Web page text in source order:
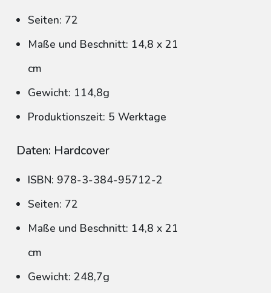
Seiten: 72
Maße und Beschnitt: 14,8 x 21
cm
Gewicht: 114,8g
Produktionszeit: 5 Werktage
Daten: Hardcover
ISBN: 978-3-384-95712-2
Seiten: 72
Maße und Beschnitt: 14,8 x 21
cm
Gewicht: 248,7g